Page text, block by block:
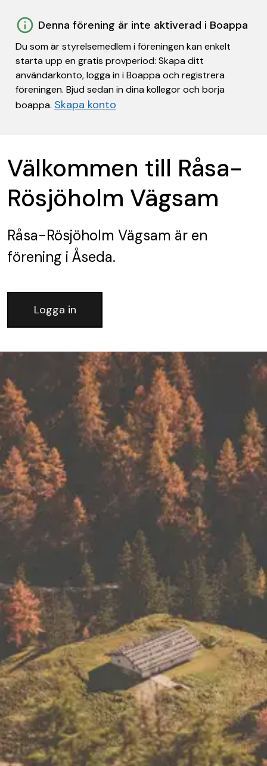
Denna förening är inte aktiverad i Boappa
Du som är styrelsemedlem i föreningen kan enkelt
starta upp en gratis provperiod: Skapa ditt
användarkonto, logga in i Boappa och registrera
föreningen. Bjud sedan in dina kollegor och börja
boappa. Skapa konto
Välkommen till Råsa-
Rösjöholm Vägsam
Råsa-Rösjöholm Vägsam är en
förening i Åseda.
Logga in